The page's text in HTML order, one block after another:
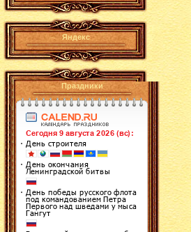
Яндекс
Праздники